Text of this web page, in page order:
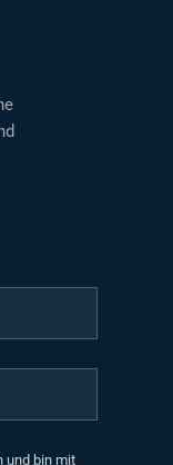
und bin mit